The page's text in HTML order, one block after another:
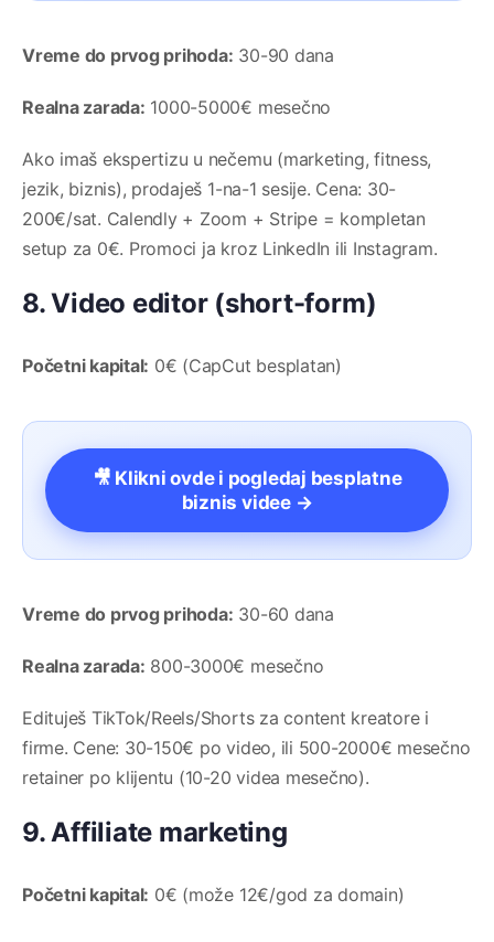
Vreme do prvog prihoda: 30-90 dana
Realna zarada: 1000-5000€ mesečno
Ako imaš ekspertizu u nečemu (marketing, fitness,
jezik, biznis), prodaješ 1-na-1 sesije. Cena: 30-
200€/sat. Calendly + Zoom + Stripe = kompletan
setup za 0€. Promoci ja kroz LinkedIn ili Instagram.
8. Video editor (short-form)
Početni kapital: 0€ (CapCut besplatan)
🎥 Klikni ovde i pogledaj besplatne
biznis videe →
Vreme do prvog prihoda: 30-60 dana
Realna zarada: 800-3000€ mesečno
Edituješ TikTok/Reels/Shorts za content kreatore i
firme. Cene: 30-150€ po video, ili 500-2000€ mesečno
retainer po klijentu (10-20 videa mesečno).
9. Affiliate marketing
Početni kapital: 0€ (može 12€/god za domain)